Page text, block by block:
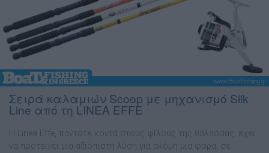
Σειρά καλαμιών Scoop με μηχανισμό Silk
Line από τη LINEA EFFE
Η Linea Effe, πάντοτε κοντά στους φίλους της θάλασσας, έχει
να προτείνει μια αξιόπιστη λύση για ακόμη μια φορά, σε